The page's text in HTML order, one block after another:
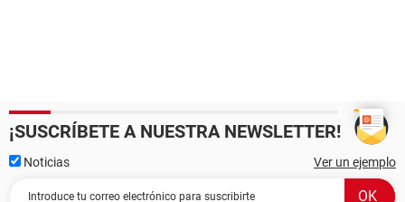
¡SUSCRÍBETE A NUESTRA NEWSLETTER!
Noticias Ver un ejemplo